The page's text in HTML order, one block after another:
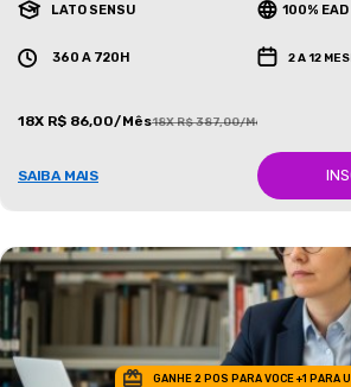
LATO SENSU 100% EAD
360 A 720H 2 A 12
18X R$ 86,00/Mês18X R$ 387,00/Mês
SAIBA MAIS
GANHE 2 POS PARA VOCE +1 PARA